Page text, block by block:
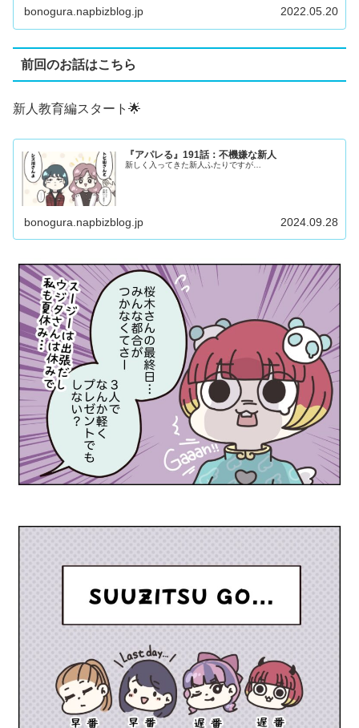
bonogura.napbizblog.jp 2022.05.20
前回のお話はこちら
新人教育編スタート🌟
『アパレる』191話：不機嫌な新人
新しく入ってきた新人ふたりですが…
bonogura.napbizblog.jp 2024.09.28